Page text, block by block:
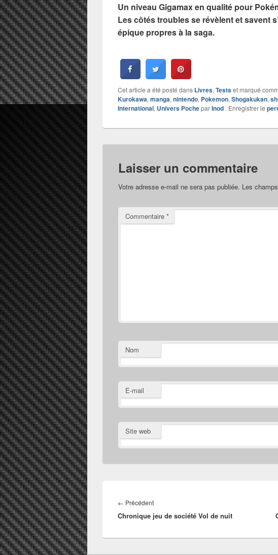
Un niveau Gigamax en qualité pour
Les côtés troubles se révèlent et savent
épique propres à la saga.
Cet article a été posté dans Livres, Testset marqué
Kurokawa, manga, nintendo, Pokemon, Shogakukan,
International, Univers PocheparInod . Enregistrer le
Laisser un commentaire
Votre adresse e-mail ne sera pas publiée. Les
Commentaire *
Nom
E-mail
Site web
de
l’article
← PrécédentArticle
précédent :
Chronique jeu de société Vol de nuit